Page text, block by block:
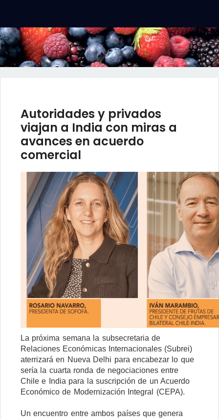
Autoridades y privados
viajan a India con miras a
avances en acuerdo
comercial
La próxima semana la subsecretaria de
Relaciones Económicas Internacionales (Subrei)
aterrizará en Nueva Delhi para encabezar lo que
sería la cuarta ronda de negociaciones entre
Chile e India para la suscripción de un Acuerdo
Económico de Modernización Integral (CEPA).
Un encuentro entre ambos países que genera